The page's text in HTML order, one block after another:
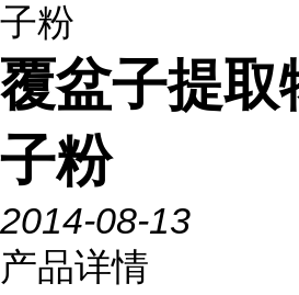
子粉
覆盆子提取
子粉
2014-08-13
产品详情